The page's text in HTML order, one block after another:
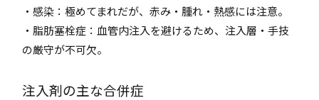
・感染：極めてまれだが、赤み・腫れ・熱感には注意。
・脂肪塞栓症：血管内注入を避けるため、注入層・手技
の厳守が不可欠。
注入剤の主な合併症